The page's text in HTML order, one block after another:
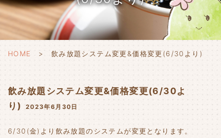
a
t
i
o
n
HOME 飲み放題システム変更&価格変更(6/30より)
飲み放題システム変更&価格変更(6/30よ
り)
2023年6月30日
6/30(金)より飲み放題のシステムが変更となります。